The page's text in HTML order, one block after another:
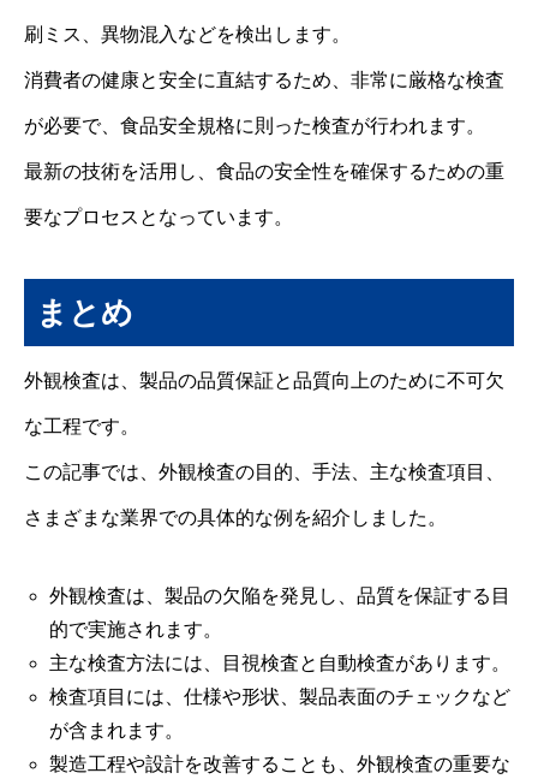
刷ミス、異物混入などを検出します。
消費者の健康と安全に直結するため、非常に厳格な検査
が必要で、食品安全規格に則った検査が行われます。
最新の技術を活用し、食品の安全性を確保するための重
要なプロセスとなっています。
まとめ
外観検査は、製品の品質保証と品質向上のために不可欠
な工程です。
この記事では、外観検査の目的、手法、主な検査項目、
さまざまな業界での具体的な例を紹介しました。
外観検査は、製品の欠陥を発見し、品質を保証する目
的で実施されます。
主な検査方法には、目視検査と自動検査があります。
検査項目には、仕様や形状、製品表面のチェックなど
が含まれます。
製造工程や設計を改善することも、外観検査の重要な